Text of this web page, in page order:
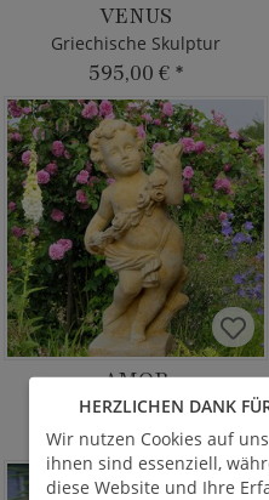
VENUS
Griechische Skulptur
595,00 € *
AMOR
Steinfigur Putte
600,00 €*
HERZLICHEN DANK
Wir nutzen Cookies auf
ihnen sind essenziell,
diese Website und Ihre